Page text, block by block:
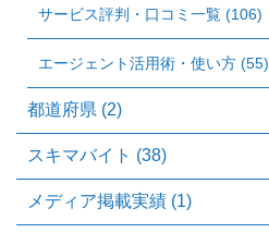
サービス評判・口コミ一覧 (106)
エージェント活用術・使い方 (55)
都道府県 (2)
スキマバイト (38)
メディア掲載実績 (1)